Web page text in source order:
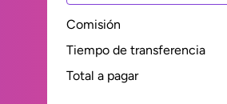
Comisión
Tiempo de transferencia
Total a pagar